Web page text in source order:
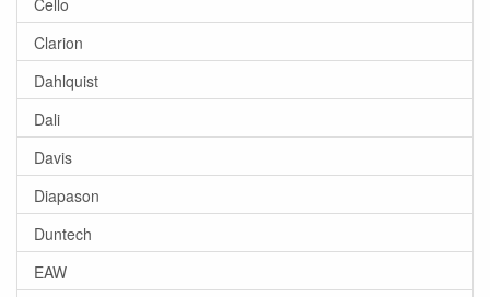
Clarion
Dahlquist
Dali
Davis
Diapason
Duntech
EAW